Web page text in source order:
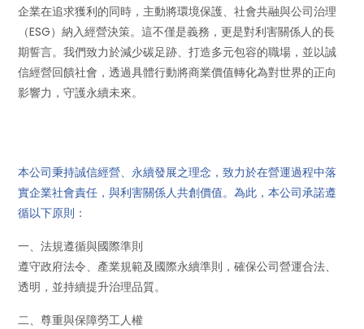
企業在追求獲利的同時，主動將環境保護、社會共融與公司治理
（ESG）納入經營決策。這不僅是義務，更是對利害關係人的長
期誓言。我們致力於減少碳足跡、打造多元包容的職場，並以誠
信經營回饋社會，透過具體行動將商業價值轉化為對世界的正向
影響力，守護永續未來。
本公司秉持誠信經營、永續發展之理念，致力於在營運過程中落
實企業社會責任，與利害關係人共創價值。為此，本公司承諾遵
循以下原則：
一、法規遵循與國際準則
遵守政府法令、產業規範及國際永續準則，確保公司營運合法、
透明，並持續提升治理品質。
二、尊重與保障勞工人權